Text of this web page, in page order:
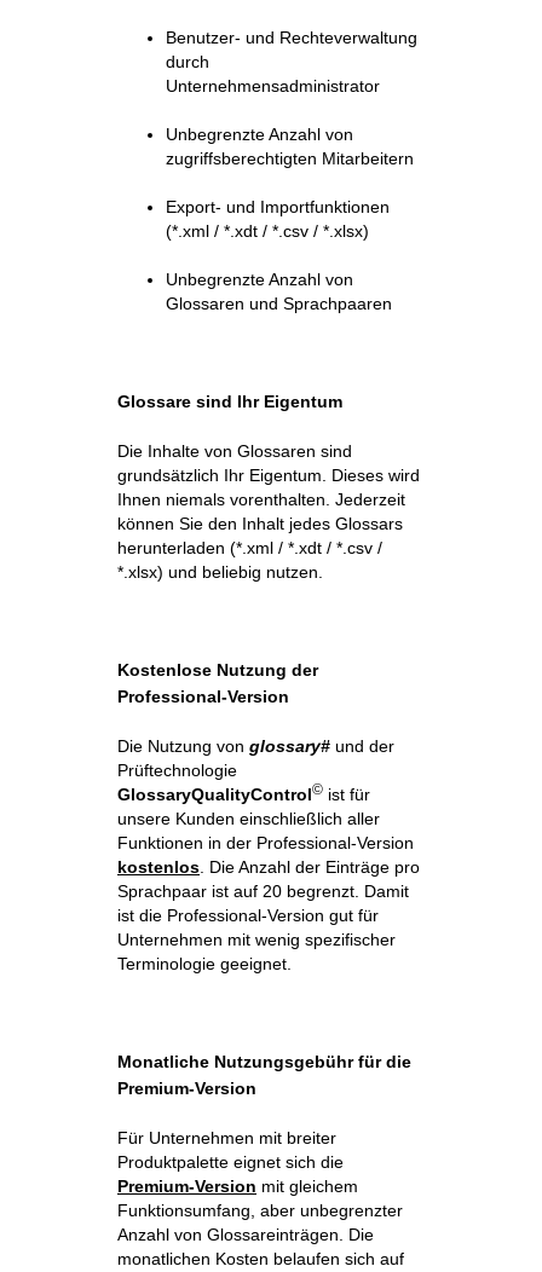
Benutzer- und Rechteverwaltung
durch
Unternehmensadministrator
Unbegrenzte Anzahl von
zugriffsberechtigten Mitarbeitern
Export- und Importfunktionen
(*.xml / *.xdt / *.csv / *.xlsx)
Unbegrenzte Anzahl von
Glossaren und Sprachpaaren
Glossare sind Ihr Eigentum
Die Inhalte von Glossaren sind
grundsätzlich Ihr Eigentum. Dieses wird
Ihnen niemals vorenthalten. Jederzeit
können Sie den Inhalt jedes Glossars
herunterladen (*.xml / *.xdt / *.csv /
*.xlsx) und beliebig nutzen.
Kostenlose Nutzung der
Professional-Version
Die Nutzung von glossary# und der
Prüftechnologie
GlossaryQualityControl© ist für
unsere Kunden einschließlich aller
Funktionen in der Professional-Version
kostenlos. Die Anzahl der Einträge pro
Sprachpaar ist auf 20 begrenzt. Damit
ist die Professional-Version gut für
Unternehmen mit wenig spezifischer
Terminologie geeignet.
Monatliche Nutzungsgebühr für die
Premium-Version
Für Unternehmen mit breiter
Produktpalette eignet sich die
Premium-Version mit gleichem
Funktionsumfang, aber unbegrenzter
Anzahl von Glossareinträgen. Die
monatlichen Kosten belaufen sich auf